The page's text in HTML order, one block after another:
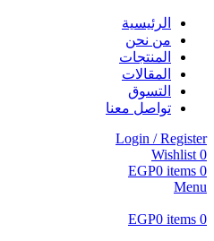
الرئيسية
من نحن
المنتجات
المقالات
التسوق
تواصل معنا
Login / Register
0
Wishlist
0
items
EGP0
Menu
0
items
EGP0